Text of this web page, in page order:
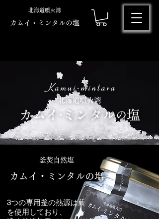
北海道噴火湾
​​カムイ・ミンタルの塩
釜焚自然塩
カムイ・ミンタルの塩
3つの専用釜の熱源は薪
を使用しており、